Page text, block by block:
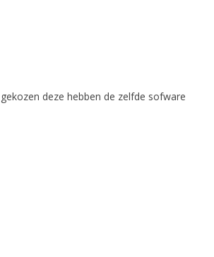
deze hebben de zelfde sofware